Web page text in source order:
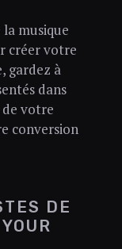
musique
créer votre
gardez à
dans
votre
conversion
DE